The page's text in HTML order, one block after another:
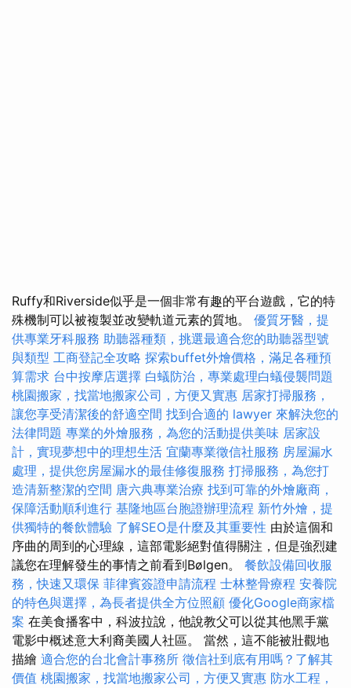
Ruffy和Riverside似乎是一個非常有趣的平台遊戲，它的特
殊機制可以被複製並改變軌道元素的質地。 優質牙醫，提
供專業牙科服務 助聽器種類，挑選最適合您的助聽器型號
與類型 工商登記全攻略 探索buffet外燴價格，滿足各種預
算需求 台中按摩店選擇 白蟻防治，專業處理白蟻侵襲問題
桃園搬家，找當地搬家公司，方便又實惠 居家打掃服務，
讓您享受清潔後的舒適空間 找到合適的 lawyer 來解決您的
法律問題 專業的外燴服務，為您的活動提供美味 居家設
計，實現夢想中的理想生活 宜蘭專業徵信社服務 房屋漏水
處理，提供您房屋漏水的最佳修復服務 打掃服務，為您打
造清新整潔的空間 唐六典專業治療 找到可靠的外燴廠商，
保障活動順利進行 基隆地區台胞證辦理流程 新竹外燴，提
供獨特的餐飲體驗 了解SEO是什麼及其重要性 由於這個和
序曲的周到的心理線，這部電影絕對值得關注，但是強烈建
議您在理解發生的事情之前看到Bølgen。 餐飲設備回收服
務，快速又環保 菲律賓簽證申請流程 士林整骨療程 安養院
的特色與選擇，為長者提供全方位照顧 優化Google商家檔
案 在美食播客中，科波拉說，他說教父可以從其他黑手黨
電影中概述意大利裔美國人社區。 當然，這不能被壯觀地
描繪 適合您的台北會計事務所 徵信社到底有用嗎？了解其
價值 桃園搬家，找當地搬家公司，方便又實惠 防水工程，